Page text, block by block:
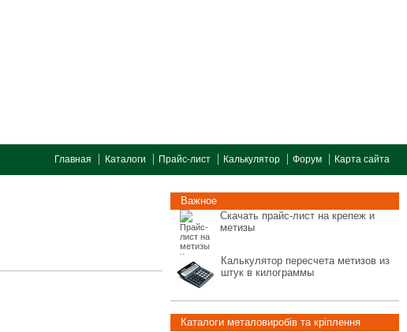
Главная Каталоги Прайс-лист Калькулятор Форум Карта сайта
Важное
Скачать прайс-лист на крепеж и
метизы
Калькулятор пересчета метизов из
штук в килограммы
Каталоги металовиробів та кріплення